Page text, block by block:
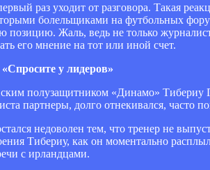
раз уходит от разговора. Такая
болельщиками на футбольных
позицию. Жаль, ведь не только
его мнение на тот или иной счет.
у лидеров»
полузащитником «Динамо» Тибериу
партнеры, долго отнекивался, часто
недоволен тем, что тренер не
Тибериу, как он моментально
с ирландцами.